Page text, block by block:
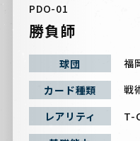
PDO-01
勝負師
球団
福
カード種類
戦
レアリティ
T-